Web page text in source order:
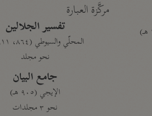
مركَّزة العبارة
تفسير الجلالين
المحلّي والسيوطي (٨٦٤، ٩١١ هـ)
نحو مجلد
جامع البيان
الإيجي (٩٠٥ هـ)
نحو ٣ مجلدات